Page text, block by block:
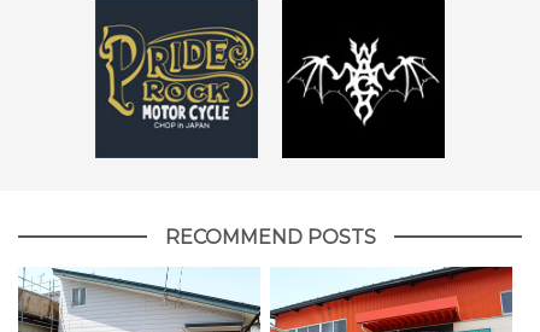
RECOMMEND POSTS